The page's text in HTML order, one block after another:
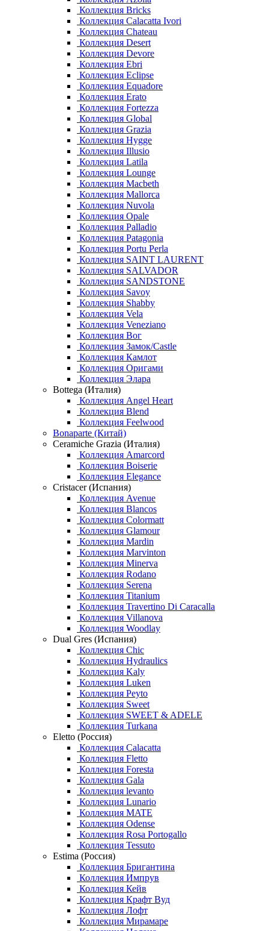
Коллекция Bricks
Коллекция Calacatta Ivori
Коллекция Chateau
Коллекция Desert
Коллекция Devore
Коллекция Ebri
Коллекция Eclipse
Коллекция Equadore
Коллекция Erato
Коллекция Fortezza
Коллекция Global
Коллекция Grazia
Коллекция Hygge
Коллекция Illusio
Коллекция Latila
Коллекция Lounge
Коллекция Macbeth
Коллекция Mallorca
Коллекция Nuvola
Коллекция Opale
Коллекция Palladio
Коллекция Patagonia
Коллекция Portu Perla
Коллекция SAINT LAURENT
Коллекция SALVADOR
Коллекция SANDSTONE
Коллекция Savoy
Коллекция Shabby
Коллекция Vela
Коллекция Veneziano
Коллекция Вог
Коллекция Замок/Castle
Коллекция Камлот
Коллекция Оригами
Коллекция Элара
Bottega (Италия)
Коллекция Angel Heart
Коллекция Blend
Коллекция Feelwood
Bonaparte (Китай)
Ceramiche Grazia (Италия)
Коллекция Amarcord
Коллекция Boiserie
Коллекция Elegance
Cristacer (Испания)
Коллекция Avenue
Коллекция Blancos
Коллекция Colormatt
Коллекция Glamour
Коллекция Mardin
Коллекция Marvinton
Коллекция Minerva
Коллекция Rodano
Коллекция Serena
Коллекция Titanium
Коллекция Travertino Di Caracalla
Коллекция Villanova
Коллекция Woodlay
Dual Gres (Испания)
Коллекция Chic
Коллекция Hydraulics
Коллекция Kaly
Коллекция Luken
Коллекция Peyto
Коллекция Sweet
Коллекция SWEET & ADELE
Коллекция Turkana
Eletto (Россия)
Коллекция Calacatta
Коллекция Fletto
Коллекция Foresta
Коллекция Gala
Коллекция levanto
Коллекция Lunario
Коллекция MATE
Коллекция Odense
Коллекция Rosa Portogallo
Коллекция Tessuto
Estima (Россия)
Коллекция Бригантина
Коллекция Импрув
Коллекция Кейв
Коллекция Крафт Вуд
Коллекция Лофт
Коллекция Мирамаре